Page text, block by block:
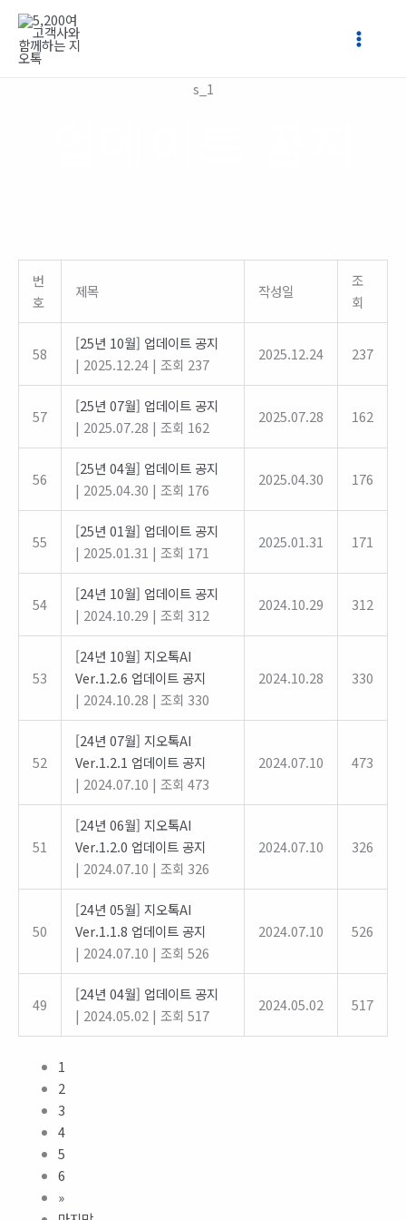
s_1
번
호
제목 작성일
조
회
58
[25년 10월] 업데이트 공지
| 2025.12.24 | 조회 237
2025.12.24 237
57
[25년 07월] 업데이트 공지
| 2025.07.28 | 조회 162
2025.07.28 162
56
[25년 04월] 업데이트 공지
| 2025.04.30 | 조회 176
2025.04.30 176
55
[25년 01월] 업데이트 공지
| 2025.01.31 | 조회 171
2025.01.31 171
54
[24년 10월] 업데이트 공지
| 2024.10.29 | 조회 312
2024.10.29 312
53
[24년 10월] 지오톡AI
Ver.1.2.6 업데이트 공지
| 2024.10.28 | 조회 330
2024.10.28 330
52
[24년 07월] 지오톡AI
Ver.1.2.1 업데이트 공지
| 2024.07.10 | 조회 473
2024.07.10 473
51
[24년 06월] 지오톡AI
Ver.1.2.0 업데이트 공지
| 2024.07.10 | 조회 326
2024.07.10 326
50
[24년 05월] 지오톡AI
Ver.1.1.8 업데이트 공지
| 2024.07.10 | 조회 526
2024.07.10 526
49
[24년 04월] 업데이트 공지
| 2024.05.02 | 조회 517
2024.05.02 517
1
2
3
4
5
6
»